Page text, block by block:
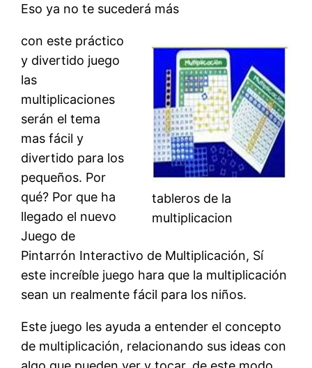
Eso ya no te sucederá más
tableros de la
multiplicacion
con este práctico
y divertido juego
las
multiplicaciones
serán el tema
mas fácil y
divertido para los
pequeños. Por
qué? Por que ha
llegado el nuevo
Juego de
Pintarrón Interactivo de Multiplicación, Sí
este increíble juego hara que la multiplicación
sean un realmente fácil para los niños.
Este juego les ayuda a entender el concepto
de multiplicación, relacionando sus ideas con